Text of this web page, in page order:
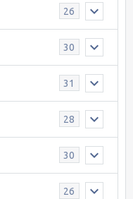
26
30
31
28
30
26